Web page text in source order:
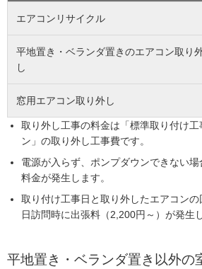
エアコンリサイクル
平地置き・ベランダ置きのエアコン取り
し
窓用エアコン取り外し
取り外し工事の料金は「標準取り付け
ン」の取り外し工事費です。
電源が入らず、ポンプダウンできない
料金が発生します。
取り付け工事日と取り外したエアコン
日訪問時に出張料（2,200円～）が発生
平地置き・ベランダ置き以外の